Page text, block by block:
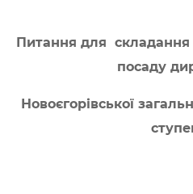
Питання для складання
посаду
Новоєгорівської